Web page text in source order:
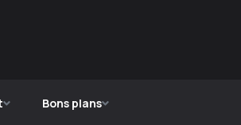
Bons plans